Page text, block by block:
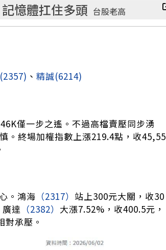
憶體扛住多頭 台股老高
(2357) 、 精誠(6214)
僅一步之遙。不過高檔賣壓同步湧
。終場加權指數上漲219.4點，收45,55
。鴻海 （2317） 站上300元大關，收30
達 （2382） 大漲7.52%，收400.5元，
對承壓。